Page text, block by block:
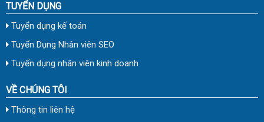
TUYỂN DỤNG
Tuyển dụng kế toán
Tuyển Dụng Nhân viên SEO
Tuyển dụng nhân viên kinh doanh
VỀ CHÚNG TÔI
Thông tin liên hệ